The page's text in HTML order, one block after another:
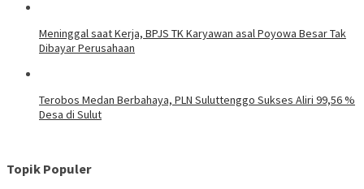
Meninggal saat Kerja, BPJS TK Karyawan asal Poyowa Besar Tak
Dibayar Perusahaan
Terobos Medan Berbahaya, PLN Suluttenggo Sukses Aliri 99,56 %
Desa di Sulut
Topik Populer